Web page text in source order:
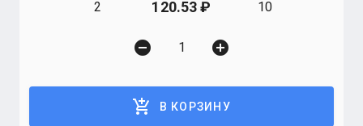
2 120.53 10
remove_circle add_circle
add_shopping_cart В КОРЗИНУ